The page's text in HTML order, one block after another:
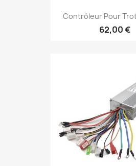
Contrôleur Pour
62,00 €